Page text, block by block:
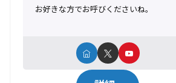
お好きな方でお呼びくださいね。